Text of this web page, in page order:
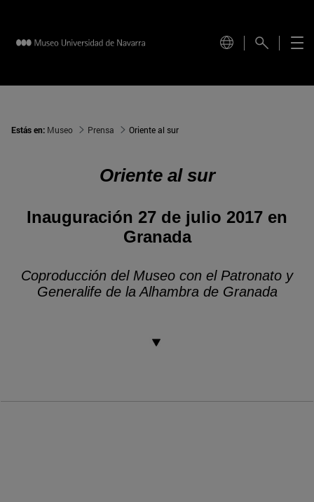
Estás en: Museo Prensa Oriente al sur
Oriente al sur
Inauguración 27 de julio 2017 en
Granada
Coproducción del Museo con el Patronato y
Generalife de la Alhambra de Granada